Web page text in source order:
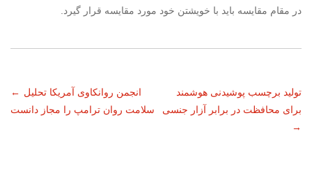
در مقام مقایسه باید با خویشتن خود مورد مقایسه قرار گیرد.
ناوبری
نوشته
← انجمن روانکاوی آمریکا تحلیل
سلامت روان ترامپ را مجاز دانست
تولید برچسب پوشیدنی هوشمند
برای محافظت در برابر آزار جنسی
→